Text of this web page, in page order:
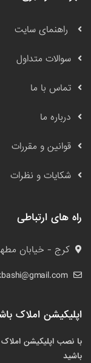
راهنمای سایت
سوالات متداول
تماس با ما
درباره ما
قوانین و مقررات
شکایات و نظرات
راه های ارتباطی
کرج - خیابان
اپلیکیشن املاک
با نصب اپلیکیشن املاک
باشید